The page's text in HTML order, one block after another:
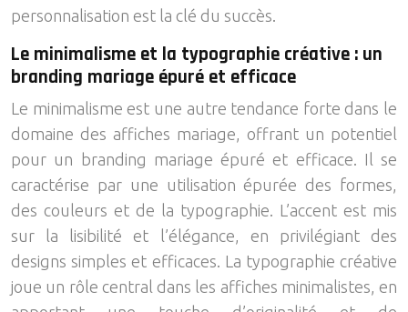
personnalisation est la clé du succès.
Le minimalisme et la typographie créative : un
branding mariage épuré et efficace
Le minimalisme est une autre tendance forte dans le
domaine des affiches mariage, offrant un potentiel
pour un branding mariage épuré et efficace. Il se
caractérise par une utilisation épurée des formes,
des couleurs et de la typographie. L’accent est mis
sur la lisibilité et l’élégance, en privilégiant des
designs simples et efficaces. La typographie créative
joue un rôle central dans les affiches minimalistes, en